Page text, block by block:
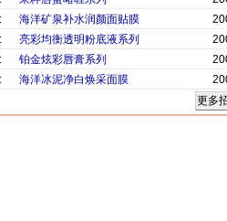
海洋矿泉补水润颜面贴膜
亮彩均衡透明粉底液系列
铂金炫彩唇膏系列
海洋冰泥净白焕采面膜